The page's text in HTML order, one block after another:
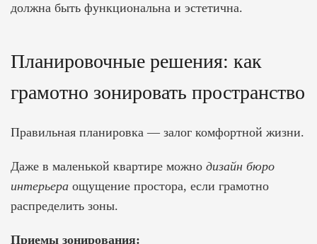
должна быть функциональна и эстетична.
Планировочные решения: как
грамотно зонировать пространство
Правильная планировка — залог комфортной жизни.
Даже в маленькой квартире можно дизайн бюро
интерьера ощущение простора, если грамотно
распределить зоны.
Приемы зонирования: